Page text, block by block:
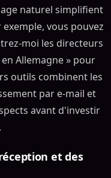
naturel simplifient
vous pouvez
moi les directeurs
Allemagne » pour
outils combinent les
par e-mail et
avant d'investir
.
et des